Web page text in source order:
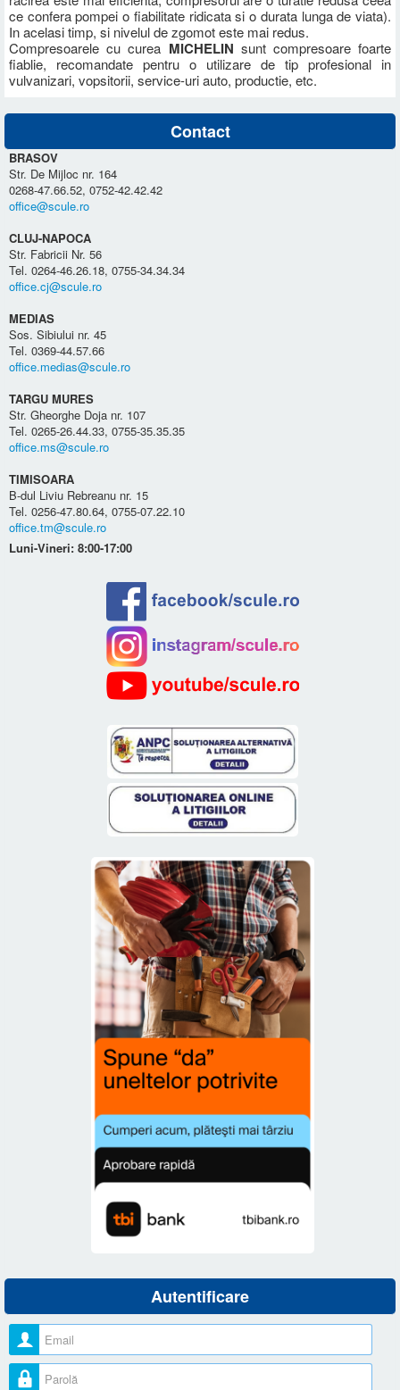
ce confera pompei o fiabilitate ridicata si o durata lunga de viata).
In acelasi timp, si nivelul de zgomot este mai redus.
Compresoarele cu curea MICHELIN sunt compresoare foarte
fiablie, recomandate pentru o utilizare de tip profesional in
vulvanizari, vopsitorii, service-uri auto, productie, etc.
Contact
BRASOV
Str. De Mijloc nr. 164
0268-47.66.52, 0752-42.42.42
office@scule.ro
CLUJ-NAPOCA
Str. Fabricii Nr. 56
Tel. 0264-46.26.18, 0755-34.34.34
office.cj@scule.ro
MEDIAS
Sos. Sibiului nr. 45
Tel. 0369-44.57.66
office.medias@scule.ro
TARGU MURES
Str. Gheorghe Doja nr. 107
Tel. 0265-26.44.33, 0755-35.35.35
office.ms@scule.ro
TIMISOARA
B-dul Liviu Rebreanu nr. 15
Tel. 0256-47.80.64, 0755-07.22.10
office.tm@scule.ro
Luni-Vineri: 8:00-17:00
Autentificare
Nume utilizator
Parolă